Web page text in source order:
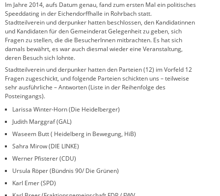
Im Jahre 2014, aufs Datum genau, fand zum ersten Mal ein politisches
Speeddating in der Eichendorffhalle in Rohrbach statt.
Stadtteilverein und derpunker hatten beschlossen, den Kandidatinnen
und Kandidaten für den Gemeinderat Gelegenheit zu geben, sich
Fragen zu stellen, die die BesucherInnen mitbrachten. Es hat sich
damals bewährt, es war auch diesmal wieder eine Veranstaltung,
deren Besuch sich lohnte.
Stadtteilverein und derpunker hatten den Parteien (12) im Vorfeld 12
Fragen zugeschickt, und folgende Parteien schickten uns – teilweise
sehr ausführliche – Antworten (Liste in der Reihenfolge des
Posteingangs).
Larissa Winter-Horn (Die Heidelberger)
Judith Marggraf (GAL)
Waseem Butt ( Heidelberg in Bewegung, HiB)
Sahra Mirow (DIE LINKE)
Werner Pfisterer (CDU)
Ursula Röper (Bündnis 90/ Die Grünen)
Karl Emer (SPD)